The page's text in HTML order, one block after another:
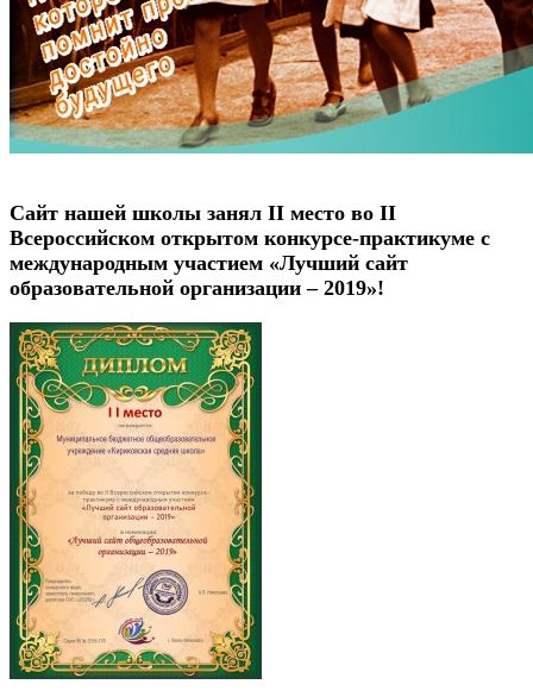
Сайт нашей школы занял II место во II
Всероссийском открытом конкурсе-практикуме с
международным участием «Лучший сайт
образовательной организации – 2019»!